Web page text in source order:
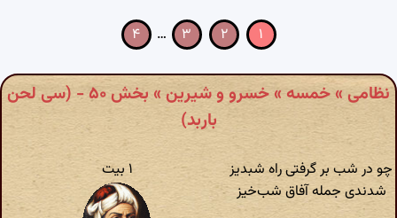
۱ ۲ ۳ … ۴
نظامی » خمسه » خسرو و شیرین » بخش ۵۰ - (سی لحن
باربد)
چو در شب بر گرفتی راه شبدیز
شدندی جمله آفاق شب‌خیز
۱ بیت